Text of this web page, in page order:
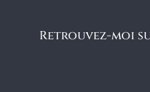
Retrouvez-moi